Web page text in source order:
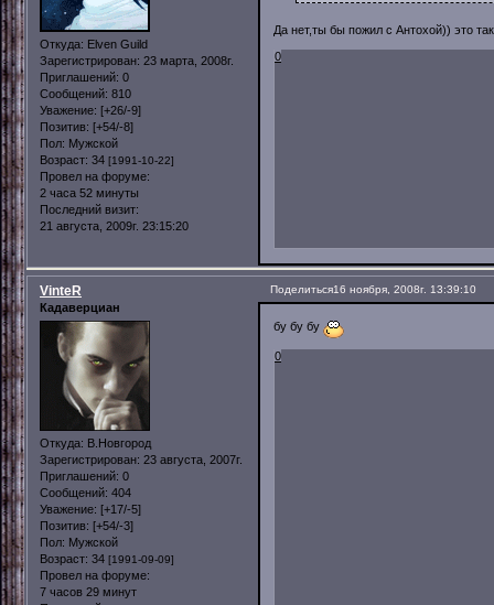
Откуда: Elven Guild
Зарегистрирован: 23 марта, 2008г.
Приглашений: 0
Сообщений: 810
Уважение: [+26/-9]
Позитив: [+54/-8]
Пол: Мужской
Возраст: 34 [1991-10-22]
Провел на форуме:
2 часа 52 минуты
Последний визит:
21 августа, 2009г. 23:15:20
Да нет,ты бы пожил с Антохой)) это
0
Поделиться16 ноября, 2008г. 13:39:10
VinteR
Кадаверциан
Откуда: В.Новгород
Зарегистрирован: 23 августа, 2007г.
Приглашений: 0
Сообщений: 404
Уважение: [+17/-5]
Позитив: [+54/-3]
Пол: Мужской
Возраст: 34 [1991-09-09]
Провел на форуме:
7 часов 29 минут
бу бу бу
0